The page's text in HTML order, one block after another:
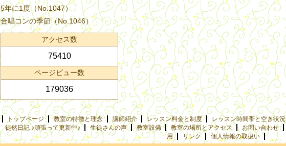
5年に1度（No.1047）
合唱コンの季節（No.1046）
アクセス数
75410
ページビュー数
179036
トップページ 教室の特徴と理念 講師紹介 レッスン料金と制度 レッスン時間帯と空き状況
徒然日記 ♪頑張って更新中♪
生徒さんの声 教室設備 教室の場所とアクセス お問い合わせ
用
リンク 個人情報の取扱い